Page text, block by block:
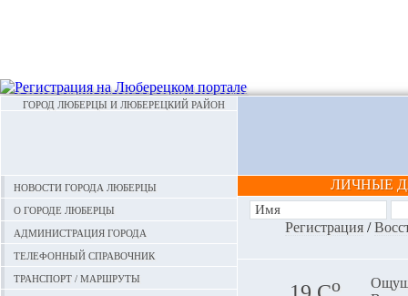
ГОРОД ЛЮБЕРЦЫ И ЛЮБЕРЕЦКИЙ РАЙОН
Новости города Люберцы
О городе Люберцы
Администрация города
Телефонный справочник
Транспорт / маршруты
ЛИЧНЫЕ
Регистрация/
o